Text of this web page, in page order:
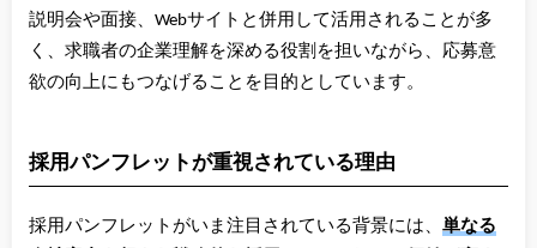
説明会や面接、Webサイトと併用して活用されることが多
く、求職者の企業理解を深める役割を担いながら、応募意
欲の向上にもつなげることを目的としています。
採用パンフレットが重視されている理由
採用パンフレットがいま注目されている背景には、 単なる